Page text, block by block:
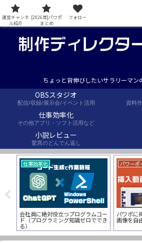
ちょっと背伸びしたいサラリーマン
OBSスタジオ
配信/収録/展示会/イベント活用 資料
仕事効率化
その他アプリ・ソフト活用など
小説レビュー
驚異のどんでん返し
仕事効率化
会社員に絶対役立つプログラムコー
ド（プログラミング知識ゼロででき
る）
パワーポ
パワポに
画像を自
運営チャンネ
ル紹介
[2026年]パワポ
まとめ
フォロー